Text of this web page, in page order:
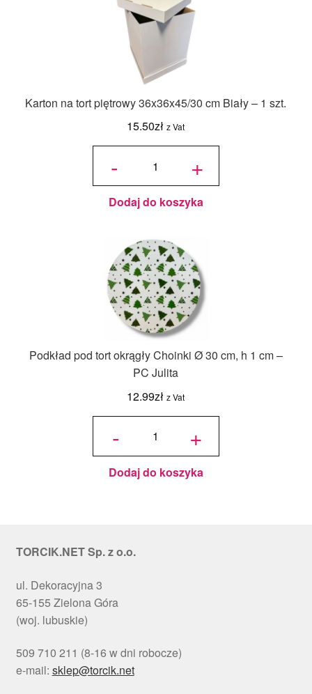
Karton na tort piętrowy 36x36x45/30 cm Biały – 1 szt.
15.50zł z Vat
-
ilość Karton
36x36x45/30
cm Biały - 1
szt. +
Dodaj do koszyka
Podkład pod tort okrągły Choinki Ø 30 cm, h 1 cm –
PC Julita
12.99zł z Vat
-
ilość
okrągły
Choinki
Ø 30
cm, h 1
cm - PC
+
Dodaj do koszyka
TORCIK.NET Sp. z o.o.
ul. Dekoracyjna 3
65-155 Zielona Góra
(woj. lubuskie)
509 710 211 (8-16 w dni robocze)
e-mail: sklep@torcik.net